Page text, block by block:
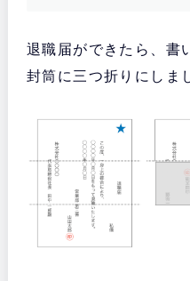
退職届ができたら、書
封筒に三つ折りにしま